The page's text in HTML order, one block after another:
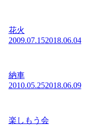
花火
2009.07.152018.06.04
納車
2010.05.252018.06.09
楽しもう会